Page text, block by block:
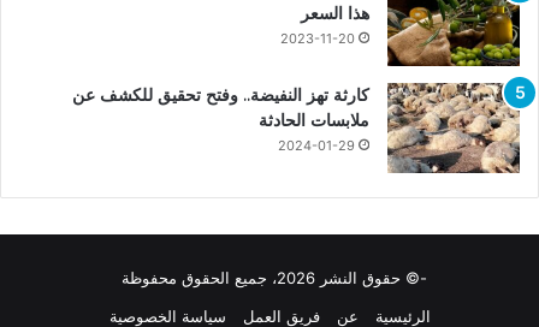
هذا السعر
2023-11-20
كارثة تهز النفيضة.. وفتح تحقيق للكشف عن
ملابسات الحادثة
2024-01-29
-© حقوق النشر 2026، جميع الحقوق محفوظة
الرئيسية
عن فريق العمل سياسة الخصوصية